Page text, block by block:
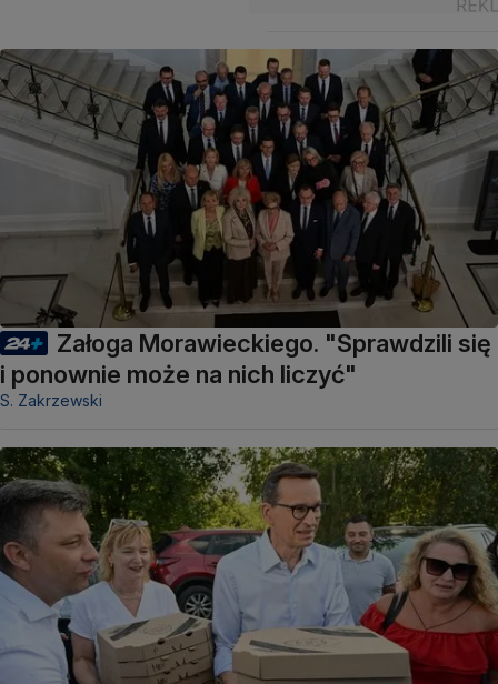
Załoga Morawieckiego. "Sprawdzili się
i ponownie może na nich liczyć"
S. Zakrzewski